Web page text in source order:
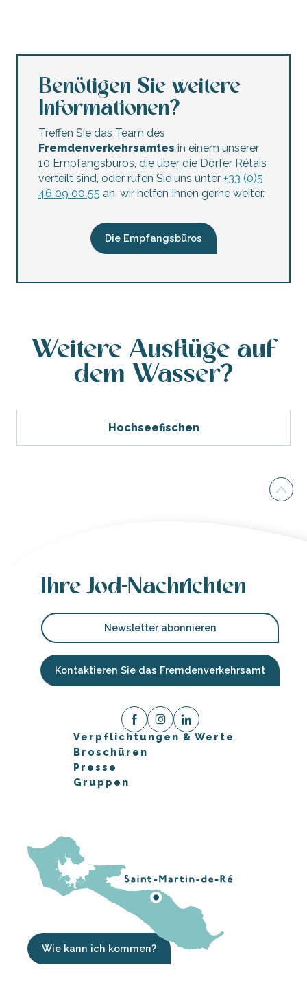
Ein Ausflug ans Meer mit der Fantomas II
5-stündige Katamaranfahrt: Zwischenstopp an der Banc
Spaziergang auf dem Meer und der Holzfällerbank (3h)
Balade semi-rigide 11m 2h Fier d'Ars & réserve de Lilleau
Spaziergang zum Sonnenuntergang (1,5 Std.) ab La
Ganztägiger Ausflug mit dem Katamaran von Dream'On
2-stündige Katamaranfahrt zum Sonnenuntergang von
5,5-stündige Fahrt mit dem Katamaran von Dream'On
Benötigen Sie weitere
Informationen?
Treffen Sie das Team des
Fremdenverkehrsamtes in einem unserer
10 Empfangsbüros, die über die Dörfer Rétais
verteilt sind, oder rufen Sie uns unter +33 (0)5
46 09 00 55 an, wir helfen Ihnen gerne weiter.
Die Empfangsbüros
Weitere Ausflüge auf
dem Wasser?
Hochseefischen
Ihre Jod-Nachrichten
Newsletter abonnieren
Kontaktieren Sie das Fremdenverkehrsamt
Verpflichtungen & Werte
Broschüren
Presse
Gruppen
Wie kann ich kommen?